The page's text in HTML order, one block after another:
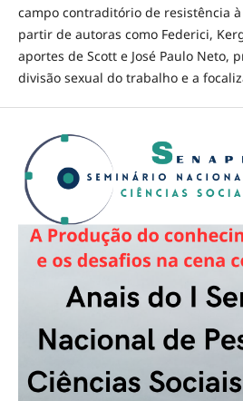
campo contraditório de resistência
partir de autoras como Federici,
aportes de Scott e José Paulo Neto,
divisão sexual do trabalho e a